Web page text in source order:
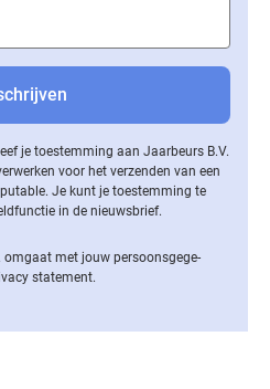
je toestemming aan Jaarbeurs B.V.
voor het verzenden van een
Je kunt je toestemming te
in de nieuwsbrief.
omgaat met jouw per­soons­ge­ge­
statement.